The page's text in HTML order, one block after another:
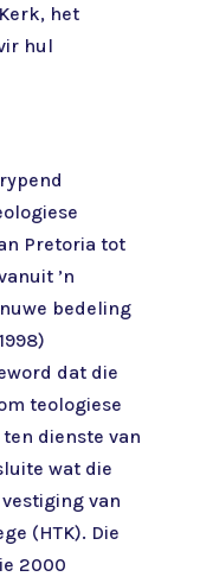
het
hul
Pretoria tot
’n
bedeling
dat die
teologiese
dienste van
wat die
van
(HTK). Die
2000